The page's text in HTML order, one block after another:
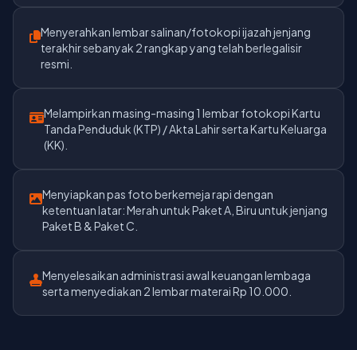
Menyerahkan lembar salinan/fotokopi ijazah jenjang
terakhir sebanyak 2 rangkap yang telah berlegalisir
resmi.
Melampirkan masing-masing 1 lembar fotokopi Kartu
Tanda Penduduk (KTP) / Akta Lahir serta Kartu Keluarga
(KK).
Menyiapkan pas foto berkemeja rapi dengan
ketentuan latar: Merah untuk Paket A, Biru untuk jenjang
Paket B & Paket C.
Menyelesaikan administrasi awal keuangan lembaga
serta menyediakan 2 lembar materai Rp 10.000.